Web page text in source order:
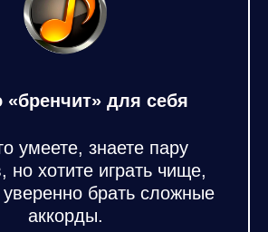
«бренчит» для себя
умеете, знаете пару
но хотите играть чище,
уверенно брать сложные
аккорды.